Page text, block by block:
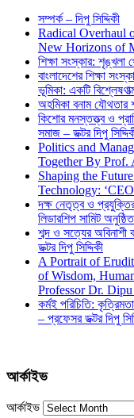
সম্পর্ক – দিপু সিদ্দিকী
Radical Overhaul
New Horizons of
শিক্ষা সংস্কার: শৃঙ্খলা
বাংলাদেশের শিক্ষা
ভূমিকা: একটি
অহমিকা বনাম যৌথতার
কিশোর মনস্তত্ত্ব ও
সমাজ – ডক্টর দিপু
Politics and
Together By Prof.
Shaping the
Technology:
দক্ষ নেতৃত্ব ও
লিডারশিপ সামিট অনুষ্ঠিত
শব্দ ও সত্যের
ডক্টর দিপু সিদ্দিকী
A Portrait of
of Wisdom,
Professor Dr.
কর্মই পরিচিতি:
– প্রফেসর ডক্টর দিপু
আর্কাইভ
আর্কাইভ